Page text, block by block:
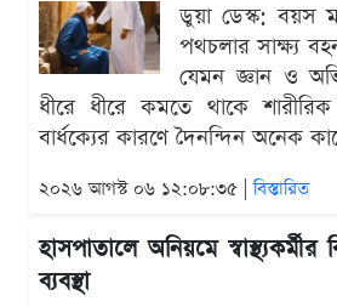
ডুয়া ডেস্ক: বয়স
পথচলার সাক্ষ্য
যেমন জ্ঞান ও
ধীরে ধীরে কমতে থাকে
বার্ধক্যের কারণে দৈনন্দিন অনেক
২০২৬ আগস্ট ০৬ ১২:০৮:৩৫ |বিস্তারিত
হাসপাতালে অনিয়মে স্বাস্থ্যকর্মীর
ব্যবস্থা